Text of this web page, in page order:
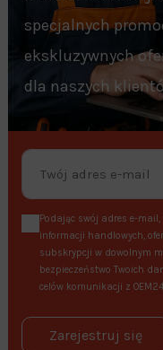
specjalnych
ekskluzywnych
dla naszych
Podając swój adres e-
informacji handlowych,
subskrypcji w dowolnym
bezpieczeństwo Twoich
celów komunikacji z
Zarejestruj się